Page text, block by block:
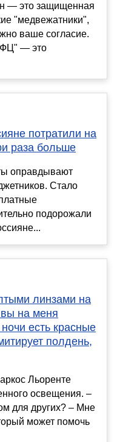
— это защищенная
"медвежатники",
ваше согласие.
— это
потратили на
раза больше
оправдывают
Стало
подорожали
линзами на
на меня
есть красные
полдень,
Льоренте
освещения. –
для других? – Мне
может помочь